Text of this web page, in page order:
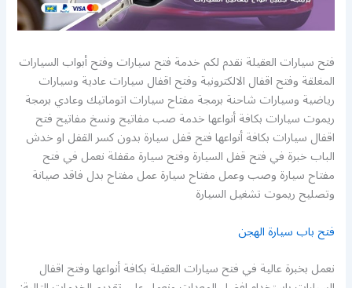
فتح سيارات العقيلة نقدم لكم خدمة فتح سيارات وفتح أبواب السيارات
المغلقة وفتح اقفال الالكترونية وفتح اقفال سيارات عادية وسيارات
رياضية وسيارات شاحنة برمجة مفتاح سيارات اتوماتيك وعادي برمجة
ريموت سيارات بكافة أنواعها خدمة صب مفاتيح ونسخ مفاتيح فتح
اقفال سيارات بكافة أنواعها فتح قفل سيارة بدون كسر القفل او خدش
الباب خبرة في فتح قفل السيارة وفتح سيارة مقفلة نعمل في فتح
مفتاح سيارة وصب وعمل مفتاح سيارة عمل مفتاح بدل فاقد صيانة
وتصليح ريموت تشغيل السيارة
فتح باب سيارة الهجن
نعمل بخبرة عالية في فتح سيارات العقيلة بكافة أنواعها وفتح اقفال